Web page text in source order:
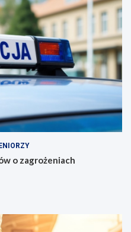
o zagrożeniach